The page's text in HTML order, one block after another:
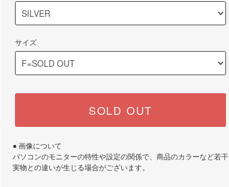
サイズ
SOLD OUT
● 画像について
パソコンのモニターの特性や設定の関係で、商品のカラーなど若干
実物との違いが生じる場合がございます。